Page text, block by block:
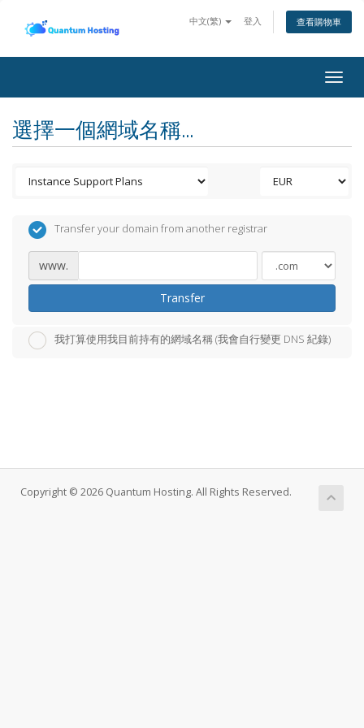
中文(繁) 登入 查看購物車
選擇一個網域名稱...
Transfer your domain from another registrar
www.
Transfer
我打算使用我目前持有的網域名稱 (我會自行變更 DNS 紀錄)
Copyright © 2026 Quantum Hosting. All Rights Reserved.